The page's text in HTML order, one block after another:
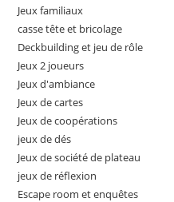
Jeux familiaux
casse tête et bricolage
Deckbuilding et jeu de rôle
Jeux 2 joueurs
Jeux d'ambiance
Jeux de cartes
Jeux de coopérations
jeux de dés
Jeux de société de plateau
jeux de réflexion
Escape room et enquêtes